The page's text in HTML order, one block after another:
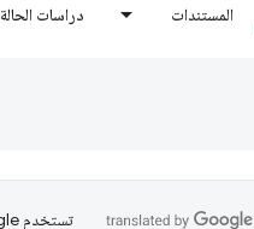
المستندات دراسات الحالة